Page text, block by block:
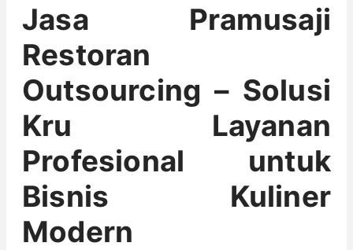
Jasa Pramusaji
Restoran
Outsourcing – Solusi
Kru Layanan
Profesional untuk
Bisnis Kuliner
Modern